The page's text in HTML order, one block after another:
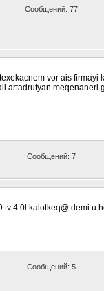
Сообщений: 77
vor ais
artadrutyan
Сообщений: 7
tv 4.0l kalotkeq@ demi u
Сообщений: 5